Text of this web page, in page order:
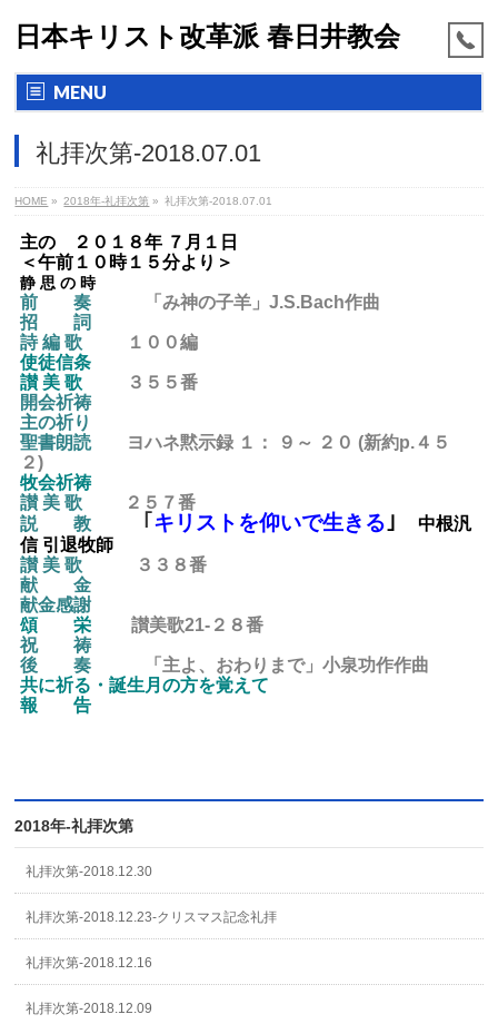
日本キリスト改革派 春日井教会
MENU
礼拝次第-2018.07.01
HOME » 2018年-礼拝次第 » 礼拝次第-2018.07.01
主の ２０１８年 ７月１日
＜午前１０時１５分より＞
静 思 の 時
前 奏 「み神の子羊」J.S.Bach作曲
招 詞
詩 編 歌
１００編
使徒信条
讃 美 歌 ３５５番
開会祈祷
主の祈り
聖書朗読
ヨハネ黙示録 １： ９～ ２０ (新約p.４５
２)
牧会祈祷
讃 美 歌
２５７番
説 教
｢ キリストを仰いで生きる ｣
中根汎
信 引退牧師
讃 美 歌 ３３８番
献 金
献金感謝
頌 栄讃美歌21-２８番
祝 祷
後
奏 「主よ、おわりまで」小泉功作作曲
共に祈る・誕生月の方を覚えて
報 告
2018年-礼拝次第
礼拝次第-2018.12.30
礼拝次第-2018.12.23-クリスマス記念礼拝
礼拝次第-2018.12.16
礼拝次第-2018.12.09